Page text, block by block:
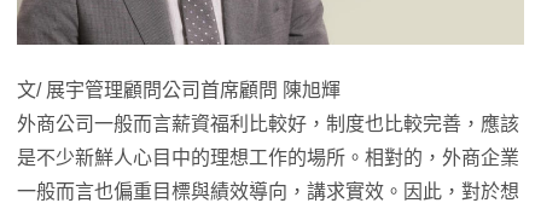
文/ 展宇管理顧問公司首席顧問 陳旭輝
外商公司一般而言薪資福利比較好，制度也比較完善，應該
是不少新鮮人心目中的理想工作的場所。相對的，外商企業
一般而言也偏重目標與績效導向，講求實效。因此，對於想